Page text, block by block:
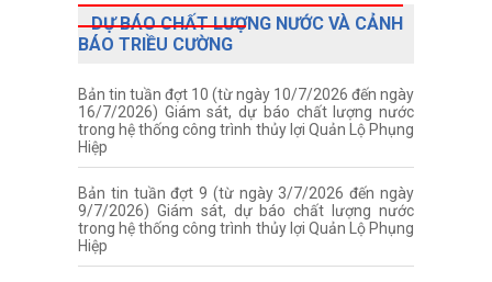
DỰ BÁO CHẤT LƯỢNG NƯỚC VÀ CẢNH
BÁO TRIỀU CƯỜNG
Bản tin tuần đợt 10 (từ ngày 10/7/2026 đến ngày
16/7/2026) Giám sát, dự báo chất lượng nước
trong hệ thống công trình thủy lợi Quản Lộ Phụng
Hiệp
Bản tin tuần đợt 9 (từ ngày 3/7/2026 đến ngày
9/7/2026) Giám sát, dự báo chất lượng nước
trong hệ thống công trình thủy lợi Quản Lộ Phụng
Hiệp